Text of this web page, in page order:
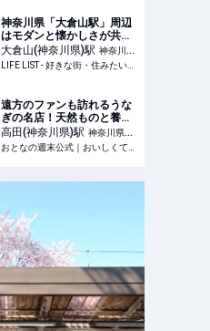
神奈川県「大倉山駅」周辺
はモダンと懐かしさが共存
する街！20年暮らす私が住
みやすさを紹介 - LIFE LIST
- 好きな街・住みたい街・
大倉山(神奈川県)駅 神奈川県
横浜市港北区
LIFE LIST - 好きな街・住みたい街・私の街
遠方のファンも訪れるうな
ぎの名店！天然ものと養殖
を食べ比べる贅沢 横浜
『うなぎ料理 しま村 高田本
店』は卸問屋直営の質の良
の週末公式｜おいしくて、
イ
高田(神奈川県)駅 神奈川県横
浜市港北区
おとなの週末公式｜おいしくて、ためになる食のニュースサイト